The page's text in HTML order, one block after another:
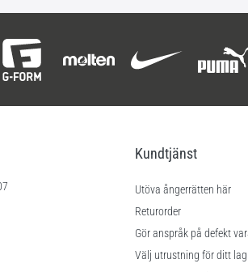
Kundtjänst
Utöva ångerrätten här
Returorder
Gör anspråk på defekt
Välj utrustning för ditt lag!